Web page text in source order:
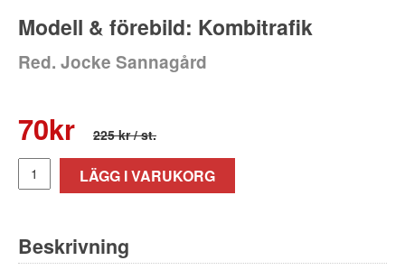
Modell & förebild: Kombitrafik
Red. Jocke Sannagård
70kr 225 kr/ st.
LÄGG I VARUKORG
Beskrivning